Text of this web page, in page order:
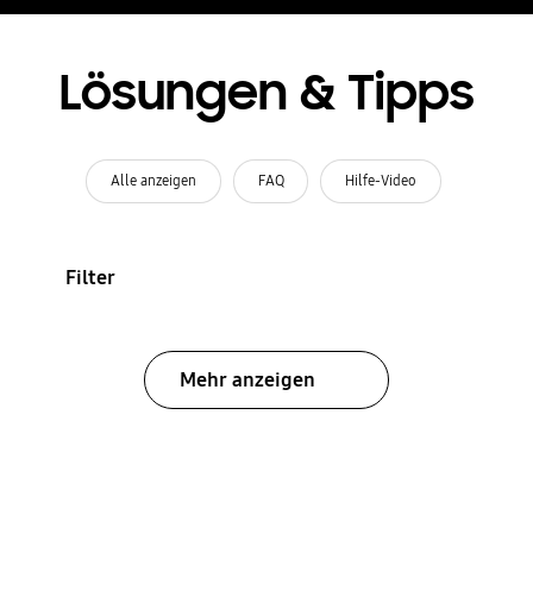
Lösungen & Tipps
Alle anzeigen FAQ Hilfe-Video
Filter
Mehr anzeigen